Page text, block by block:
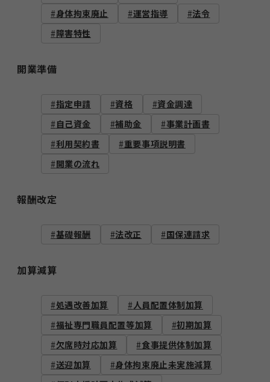
身体拘束廃止
運営指導
法令
障害特性
開業準備
指定申請 資格
資金調達
自己資金
補助金
事業計画書
利用契約書
重要事項説明書
開業の流れ
報酬改定
基礎報酬 法改正 国保連請求
加算減算
処遇改善加算
人員配置体制加算
福祉専門職員配置等加算
初期加算
欠席時対応加算
食事提供体制加算
送迎加算
身体拘束廃止未実施減算